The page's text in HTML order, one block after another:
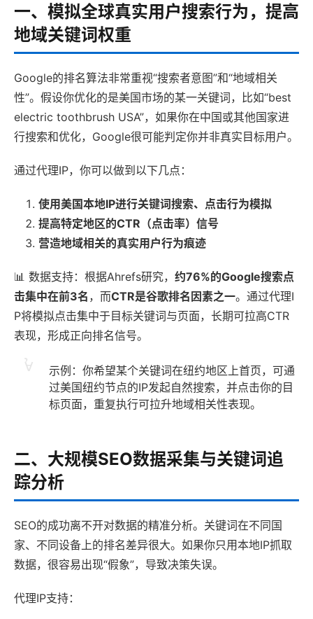
一、模拟全球真实用户搜索行为，提高
地域关键词权重
Google的排名算法非常重视“搜索者意图”和“地域相关
性”。假设你优化的是美国市场的某一关键词，比如“best
electric toothbrush USA”，如果你在中国或其他国家进
行搜索和优化，Google很可能判定你并非真实目标用户。
通过代理IP，你可以做到以下几点：
使用美国本地IP进行关键词搜索、点击行为模拟
提高特定地区的CTR（点击率）信号
营造地域相关的真实用户行为痕迹
📊 数据支持：根据Ahrefs研究， 约76%的Google搜索点
击集中在前3名 ，而CTR是谷歌排名因素之一。通过代理I
P将模拟点击集中于目标关键词与页面，长期可拉高CTR
表现，形成正向排名信号。
示例：你希望某个关键词在纽约地区上首页，可通
过美国纽约节点的IP发起自然搜索，并点击你的目
标页面，重复执行可拉升地域相关性表现。
二、大规模SEO数据采集与关键词追
踪分析
SEO的成功离不开对数据的精准分析。关键词在不同国
家、不同设备上的排名差异很大。如果你只用本地IP抓取
数据，很容易出现“假象”，导致决策失误。
代理IP支持：